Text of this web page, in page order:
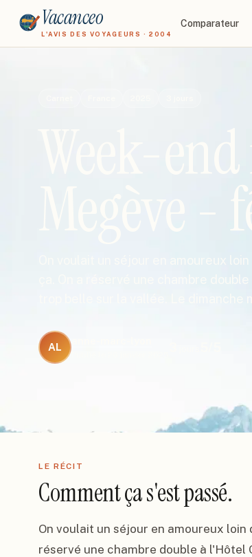
Vacanceo
L'AVIS DES VOYAGEURS · 2004
Comparateur
Week-
Megève
On voulait un séjour en amoureux
ça. On a réservé une chambre
trop belle sur la vallée. Le dimanche
AL
LE RÉCIT
Comment ça s'est passé.
On voulait un séjour en amoureux loin
réservé une chambre double à